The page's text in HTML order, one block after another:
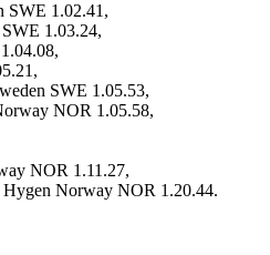
SWE 1.02.41,
1.03.24,
SWE 1.05.53,
NOR 1.05.58,
NOR 1.11.27,
Hygen Norway NOR 1.20.44.